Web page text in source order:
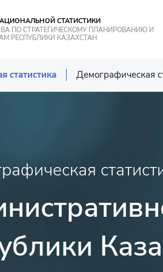
СТАТИСТИКИ
ПО СТРАТЕГИЧЕСКОМУ ПЛАНИРОВАНИЮ И
РЕСПУБЛИКИ КАЗАХСТАН
статистика Демографическая
Статистика